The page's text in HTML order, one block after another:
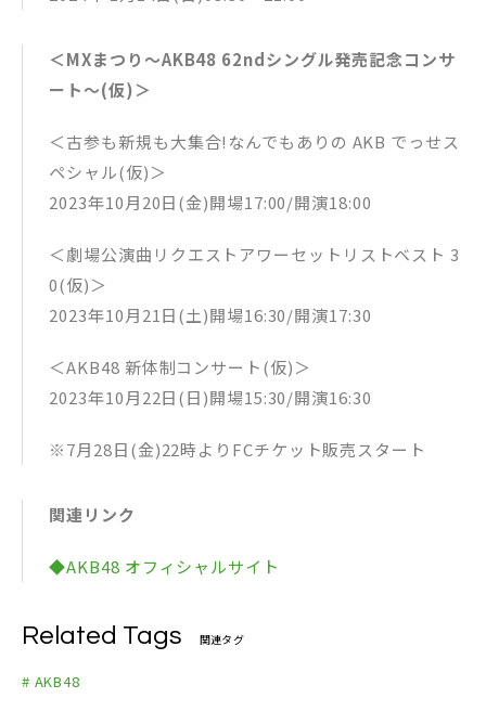
＜MXまつり〜AKB48 62ndシングル発売記念コンサ
ート〜(仮)＞
＜古参も新規も大集合!なんでもありの AKB でっせス
ペシャル(仮)＞
2023年10月20日(金)開場17:00/開演18:00
＜劇場公演曲リクエストアワーセットリストベスト 3
0(仮)＞
2023年10月21日(土)開場16:30/開演17:30
＜AKB48 新体制コンサート(仮)＞
2023年10月22日(日)開場15:30/開演16:30
※7月28日(金)22時よりFCチケット販売スタート
関連リンク
◆AKB48 オフィシャルサイト
Related Tags 関連タグ
# AKB48